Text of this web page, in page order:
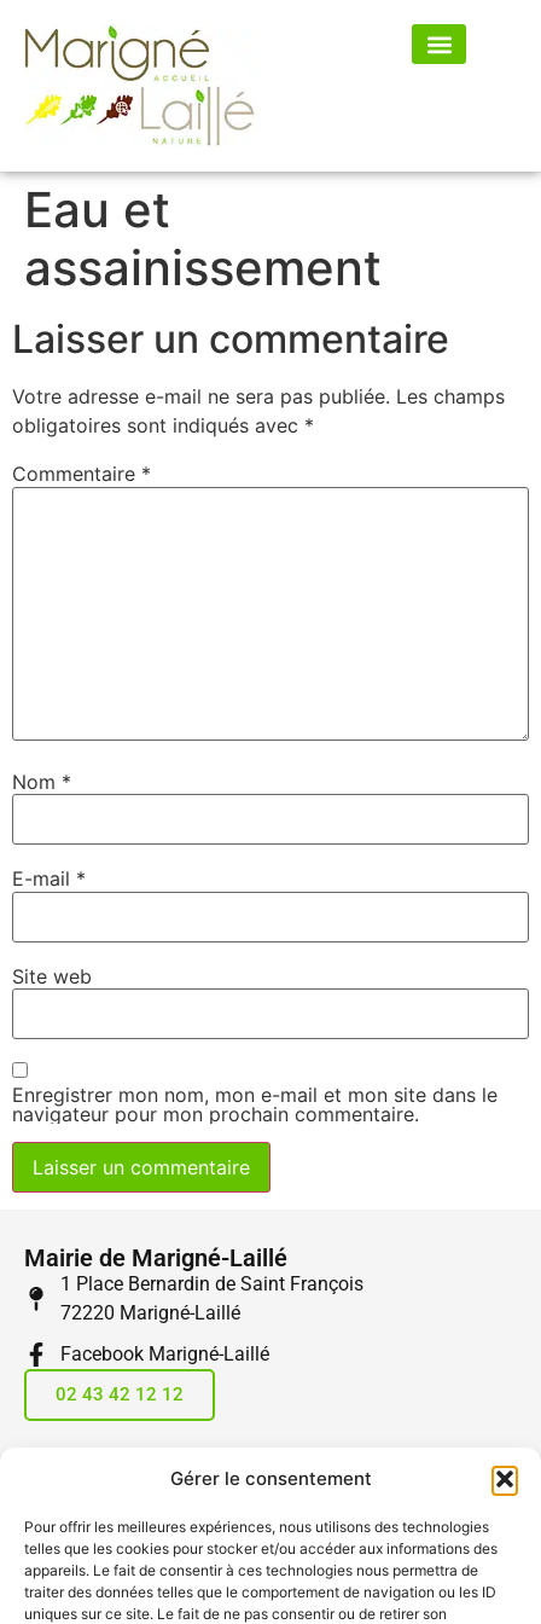
Gérer le consentement
Pour offrir les meilleures expériences, nous utilisons des technologies
telles que les cookies pour stocker et/ou accéder aux informations des
appareils. Le fait de consentir à ces technologies nous permettra de
traiter des données telles que le comportement de navigation ou les ID
uniques sur ce site. Le fait de ne pas consentir ou de retirer son
Eau et
assainissement
Laisser un commentaire
Votre adresse e-mail ne sera pas publiée. Les champs
obligatoires sont indiqués avec *
Commentaire *
Nom *
E-mail *
Site web
Enregistrer mon nom, mon e-mail et mon site dans le
navigateur pour mon prochain commentaire.
Mairie de Marigné-Laillé
1 Place Bernardin de Saint François
72220 Marigné-Laillé
Facebook Marigné-Laillé
02 43 42 12 12
Lundi et vendredi :
Mardi, mercredi, jeudi et samedi :
09h – 12h